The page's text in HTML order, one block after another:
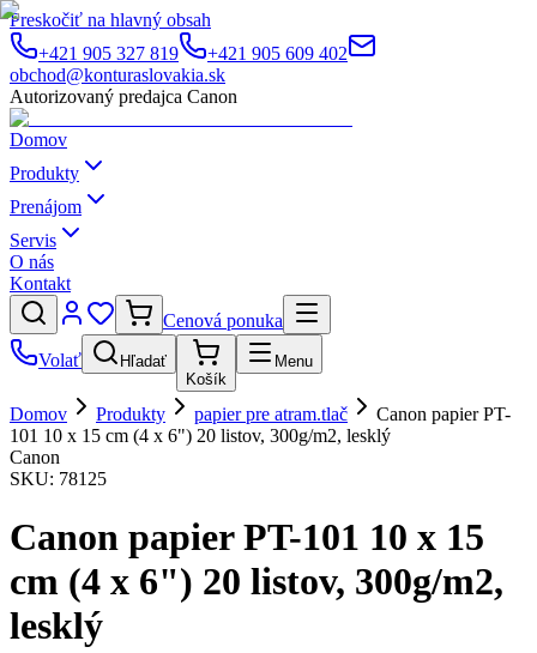
Preskočiť na hlavný obsah
+421 905 327 819
+421 905 609 402
obchod@konturaslovakia.sk
Autorizovaný predajca Canon
Domov
Produkty
Prenájom
Servis
O nás
Kontakt
Cenová ponuka
Volať
Hľadať
Košík
Menu
Domov Produkty papier pre atram.tlač
Canon papier PT-
101 10 x 15 cm (4 x 6") 20 listov, 300g/m2, lesklý
Canon
SKU: 78125
Canon papier PT-101 10 x 15
cm (4 x 6") 20 listov, 300g/m2,
lesklý